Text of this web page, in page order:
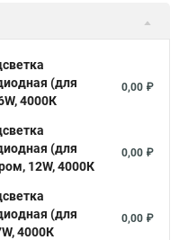
(для
4000К
0,00 ₽
(для
12W, 4000К
0,00 ₽
(для
4000К
0,00 ₽